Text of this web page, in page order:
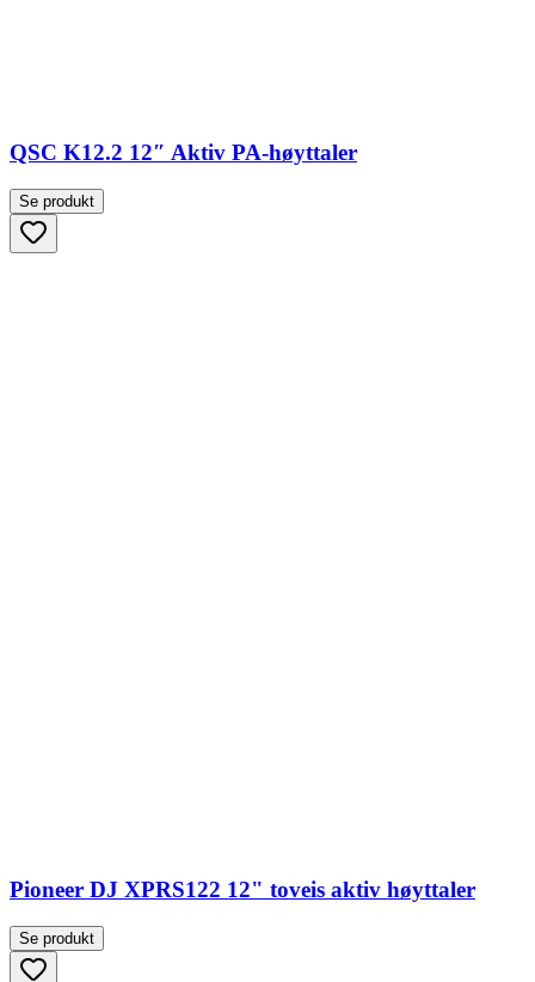
QSC K12.2 12″ Aktiv PA-høyttaler
Se produkt
Pioneer DJ XPRS122 12" toveis aktiv høyttaler
Se produkt